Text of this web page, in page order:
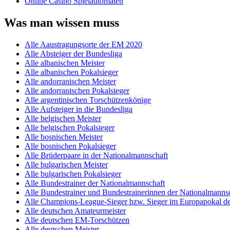
Was man wissen muss
Alle Aaustragungsorte der EM 2020
Alle Absteiger der Bundesliga
Alle albanischen Meister
Alle albanischen Pokalsieger
Alle andorranischen Meister
Alle andorranischen Pokalsieger
Alle argentinischen Torschützenkönige
Alle Aufsteiger in die Bundesliga
Alle belgischen Meister
Alle belgischen Pokalsieger
Alle bosnischen Meister
Alle bosnischen Pokalsieger
Alle Brüderpaare in der Nationalmannschaft
Alle bulgarischen Meister
Alle bulgarischen Pokalsieger
Alle Bundestrainer der Nationalmannschaft
Alle Bundestrainer und Bundestrainerinnen der
Alle Champions-League-Sieger bzw. Sieger im Europapokal
Alle deutschen Amateurmeister
Alle deutschen EM-Torschützen